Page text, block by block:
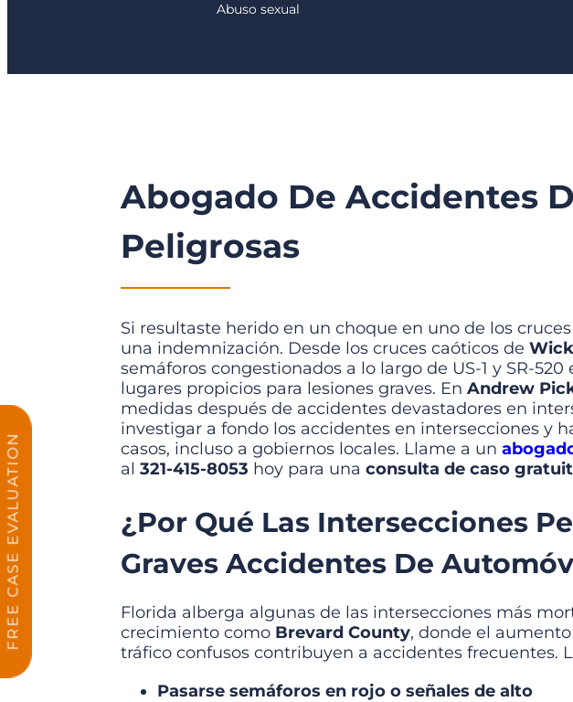
Abuso sexual
Abogado De Accidentes
Peligrosas
Si resultaste herido en un choque en uno de los
una indemnización. Desde los cruces caóticos de
semáforos congestionados a lo largo de US-1 y SR-520
lugares propicios para lesiones graves. En Andrew
medidas después de accidentes devastadores en
investigar a fondo los accidentes en intersecciones y
casos, incluso a gobiernos locales. Llame a un
al 321-415-8053 hoy para una consulta de caso
¿Por Qué Las Intersecciones
Graves Accidentes De
Florida alberga algunas de las intersecciones más
crecimiento como Brevard County, donde el
tráfico confusos contribuyen a accidentes frecuentes.
Pasarse semáforos en rojo o señales de alto
FREE CASE EVALUATION